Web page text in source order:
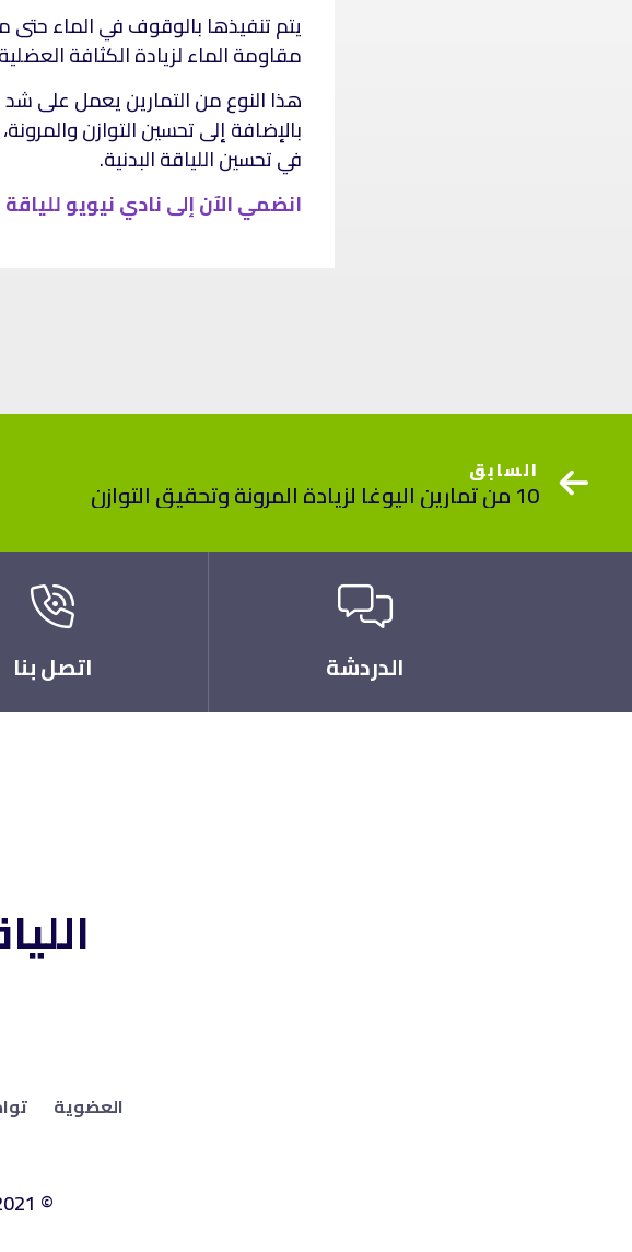
يتم تنفيذها بالوقوف في الماء
مقاومة الماء لزيادة الكثافة
هذا النوع من التمارين يعمل على شد
بالإضافة إلى تحسين التوازن
في تحسين اللياقة البدنية.
انضمي الآن إلى نادي نيويو
السابق
10 من تمارين اليوغا لزيادة المرونة وتحقيق التوازن
الدردشة اتصل بنا
العضوية
© 2021 نيويو. جميع الحقوق محفوظة